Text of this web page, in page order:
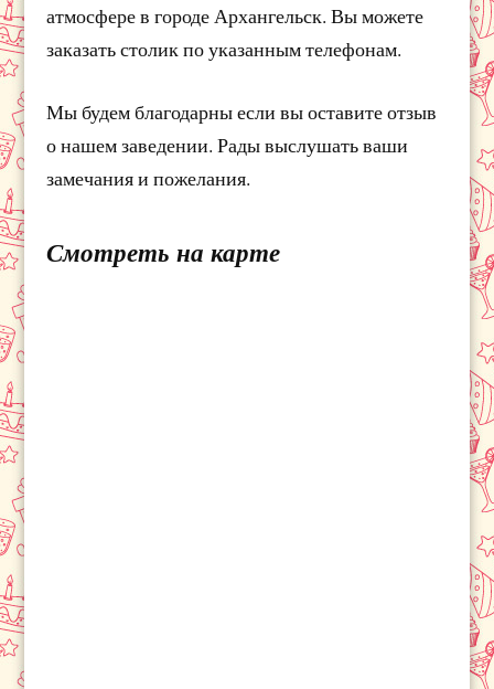
атмосфере в городе Архангельск. Вы можете
заказать столик по указанным телефонам.
Мы будем благодарны если вы оставите отзыв
о нашем заведении. Рады выслушать ваши
замечания и пожелания.
Смотреть на карте